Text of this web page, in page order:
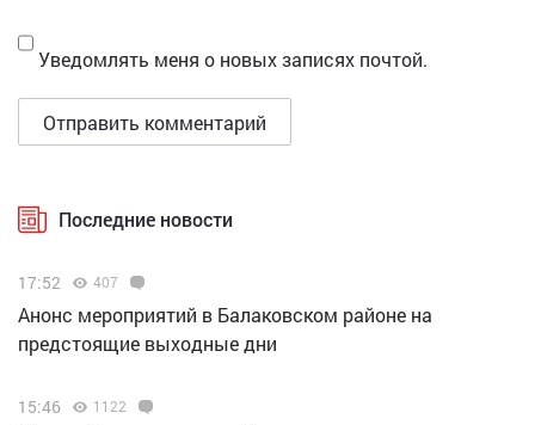
Уведомлять меня о новых записях почтой.
Последние новости
17:52 407
Анонс мероприятий в Балаковском районе на
предстоящие выходные дни
15:46 1122